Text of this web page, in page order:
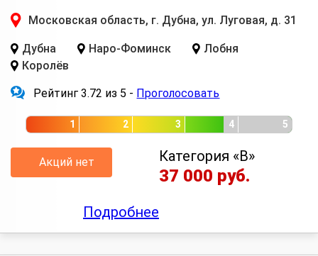
Московская область, г. Дубна, ул. Луговая, д. 31
Дубна Наро-Фоминск
Лобня
Королёв
Рейтинг 3.72 из 5 - Проголосовать
1 2 3 4 5
Акций нет Категория «B»
37 000 руб.
Подробнее